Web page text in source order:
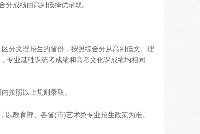
成绩由高到低择优录取。
分文理招生的省份，按照综合分从高到低文、理
专业基础课统考成绩和高考文化课成绩均相同
按照以上规则录取。
教育部、各省(市)艺术类专业招生政策为准。